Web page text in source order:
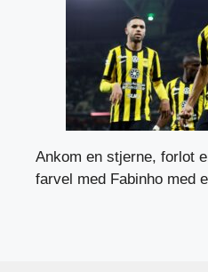
Ankom en stjerne, forlot
farvel med Fabinho med